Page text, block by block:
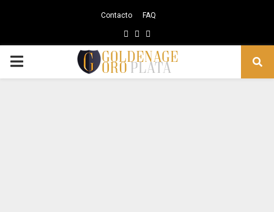
Contacto FAQ
Facebook
Instagram
PRIMARY